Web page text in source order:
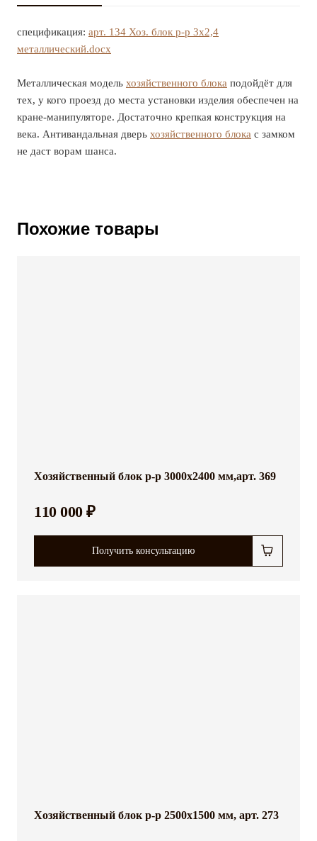
спецификация: арт. 134 Хоз. блок р-р 3x2,4
металлический.docx
Металлическая модель хозяйственного блока подойдёт для
тех, у кого проезд до места установки изделия обеспечен на
кране-манипуляторе. Достаточно крепкая конструкция на
века. Антивандальная дверь хозяйственного блока с замком
не даст ворам шанса.
Похожие товары
Хозяйственный блок р-р 3000x2400 мм,арт. 369
110 000 ₽
Получить консультацию
Хозяйственный блок р-р 2500x1500 мм, арт. 273